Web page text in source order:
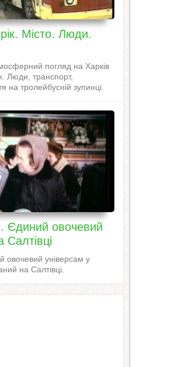
Місто. Люди.
погляд на Харків
Люди, транспорт,
на тролейбусній зупинці.
Єдиний овочевий
Салтівці
овочевий універсам у
на Салтівці.